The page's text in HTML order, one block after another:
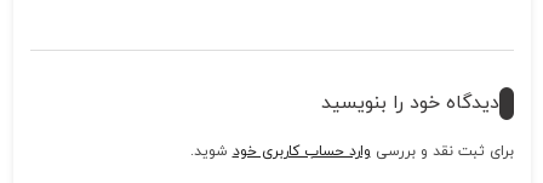
دیدگاه خود را بنویسید
برای ثبت نقد و بررسی وارد حساب کاربری خود شوید.